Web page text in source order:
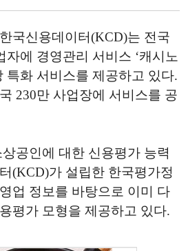
국신용데이터(KCD)는 전국
자에 경영관리 서비스 ‘캐시노
특화 서비스를 제공하고 있다.
230만 사업장에 서비스를 공
공인에 대한 신용평가 능력
(KCD)가 설립한 한국평가정
업 정보를 바탕으로 이미 다
평가 모형을 제공하고 있다.